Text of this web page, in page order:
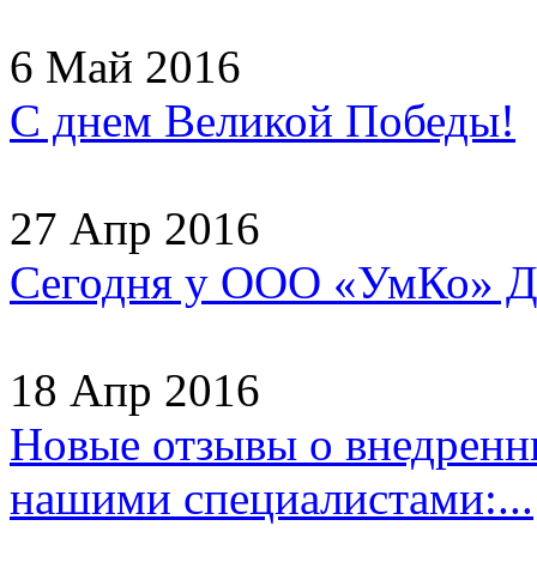
6 Май 2016
С днем Великой Победы!
27 Апр 2016
Сегодня у ООО «УмКо»
18 Апр 2016
Новые отзывы о
нашими специалистами:...